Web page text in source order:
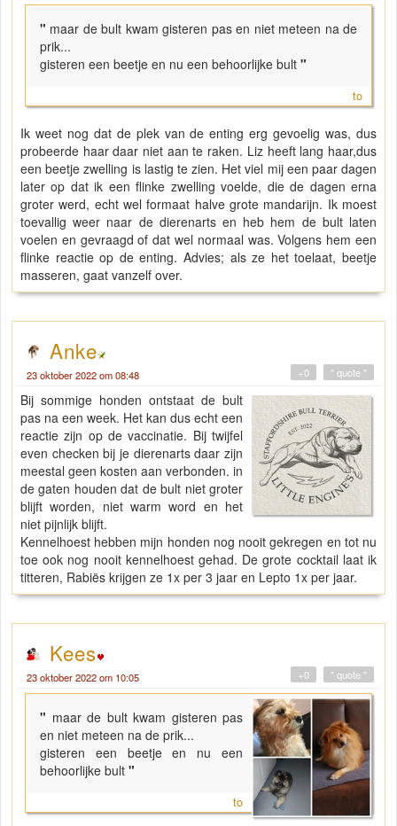
" maar de bult kwam gisteren pas en niet meteen na de
prik...
gisteren een beetje en nu een behoorlijke bult "
to
Ik weet nog dat de plek van de enting erg gevoelig was, dus
probeerde haar daar niet aan te raken. Liz heeft lang haar,dus
een beetje zwelling is lastig te zien. Het viel mij een paar dagen
later op dat ik een flinke zwelling voelde, die de dagen erna
groter werd, echt wel formaat halve grote mandarijn. Ik moest
toevallig weer naar de dierenarts en heb hem de bult laten
voelen en gevraagd of dat wel normaal was. Volgens hem een
flinke reactie op de enting. Advies; als ze het toelaat, beetje
masseren, gaat vanzelf over.
Anke
23 oktober 2022 om 08:48 " quote "
+0
Bij sommige honden ontstaat de bult
pas na een week. Het kan dus echt een
reactie zijn op de vaccinatie. Bij twijfel
even checken bij je dierenarts daar zijn
meestal geen kosten aan verbonden. in
de gaten houden dat de bult niet groter
blijft worden, niet warm word en het
niet pijnlijk blijft.
Kennelhoest hebben mijn honden nog nooit gekregen en tot nu
toe ook nog nooit kennelhoest gehad. De grote cocktail laat ik
titteren, Rabiës krijgen ze 1x per 3 jaar en Lepto 1x per jaar.
Kees
23 oktober 2022 om 10:05 " quote "
+0
" maar de bult kwam gisteren pas
en niet meteen na de prik...
gisteren een beetje en nu een
behoorlijke bult "
to